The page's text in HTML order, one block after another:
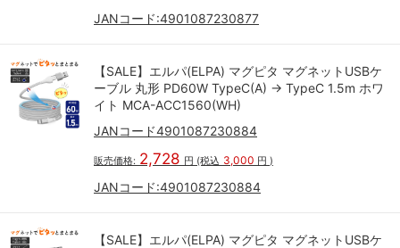
JANコード:4901087230877
【SALE】エルパ(ELPA) マグピタ マグネットUSBケ
ーブル 丸形 PD60W TypeC(A) → TypeC 1.5m ホワ
イト MCA-ACC1560(WH)
JANコード4901087230884
販売価格: 2,728 円 (税込 3,000 円 )
JANコード:4901087230884
【SALE】エルパ(ELPA) マグピタ マグネットUSBケ